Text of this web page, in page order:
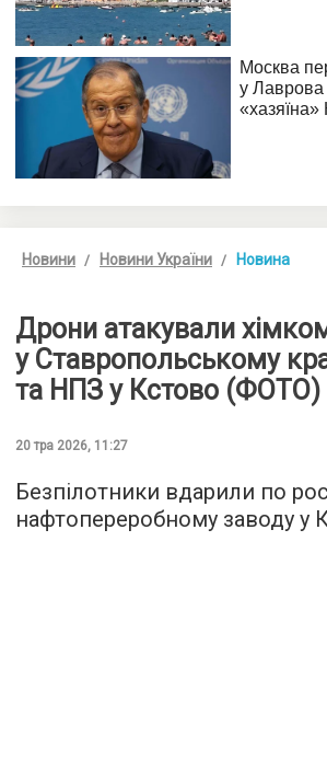
Новини Новини України Новина
Дрони атакували
у Ставропольському
та НПЗ у Кстово (ФОТО)
20 тра 2026, 11:27
Безпілотники вдарили по
нафтопереробному заводу у